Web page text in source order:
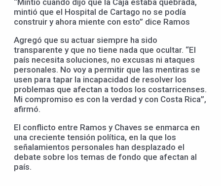
“Mintio cuando dijo que la Caja estaba quebrada,
mintió que el Hospital de Cartago no se podía
construir y ahora miente con esto” dice Ramos
Agregó que su actuar siempre ha sido
transparente y que no tiene nada que ocultar. “El
país necesita soluciones, no excusas ni ataques
personales. No voy a permitir que las mentiras se
usen para tapar la incapacidad de resolver los
problemas que afectan a todos los costarricenses.
Mi compromiso es con la verdad y con Costa Rica”,
afirmó.
El conflicto entre Ramos y Chaves se enmarca en
una creciente tensión política, en la que los
señalamientos personales han desplazado el
debate sobre los temas de fondo que afectan al
país.